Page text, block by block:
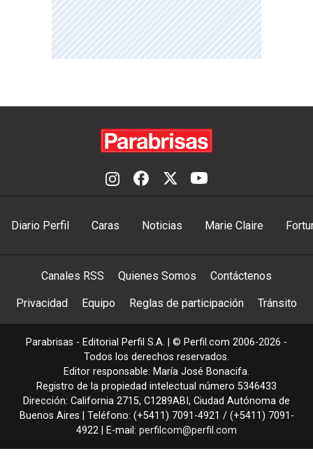
Diario Perfil Caras Noticias Marie Claire
Canales RSS Quienes Somos Contáctenos
Privacidad Equipo Reglas de participación Tránsito
Parabrisas - Editorial Perfil S.A. | © Perfil.com 2006-2026 -
Todos los derechos reservados.
Editor responsable: María José Bonacifa.
Registro de la propiedad intelectual número 5346433
Dirección: California 2715, C1289ABI , Ciudad Autónoma de
Buenos Aires | Teléfono: (+5411) 7091-4921 / (+5411) 7091-
4922 | E-mail: perfilcom@perfil.com